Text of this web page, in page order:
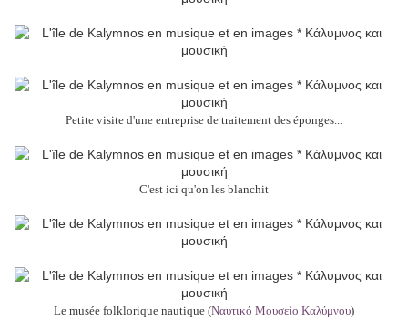
Petite visite d'une entreprise de traitement des éponges...
C'est ici qu'on les blanchit
Le musée folklorique nautique (Ναυτικό Μουσείο Καλύμνου)